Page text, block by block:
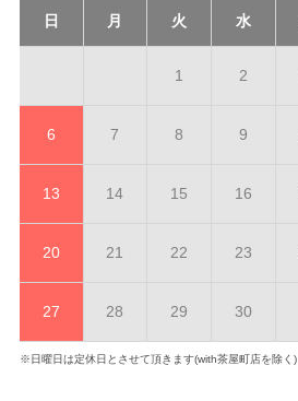
日 月 火 水
1 2
6 7 8 9
13 14 15 16
20 21 22 23
27 28 29 30
※日曜日は定休日とさせて頂きます(with茶屋町店を除く)